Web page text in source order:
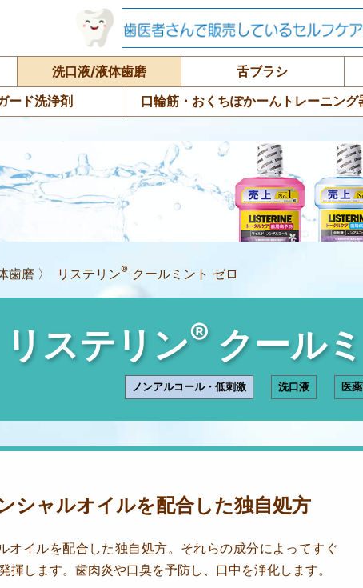
洗口液/液体歯磨 舌ブラシ
ード洗浄剤
口輪筋・おくちぽかーんトレーニング
歯磨 リステリン®クールミント ゼロ
リステリン® クール
ノンアルコール・低刺激 洗口液 医
シャルオイルを配合した独自処方
オイルを配合した独自処方。それらの成分によってすぐ
揮します。歯肉炎や口臭を予防し、口中を浄化します。